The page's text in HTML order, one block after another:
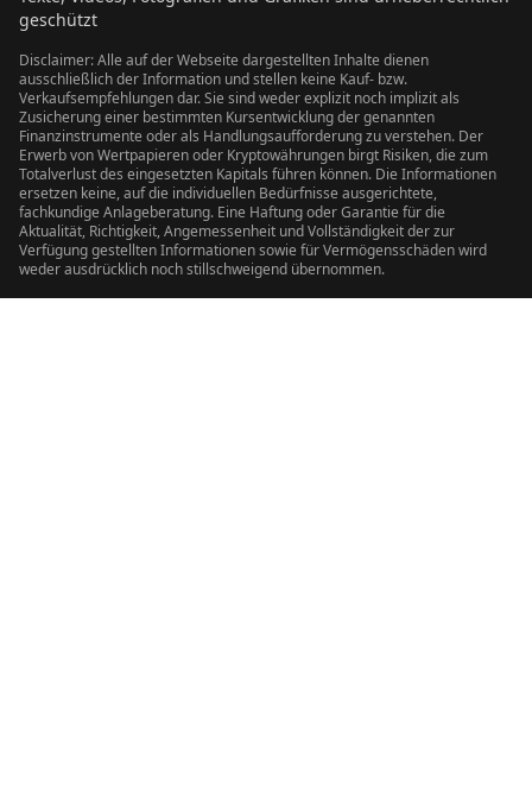
geschützt
Disclaimer: Alle auf der Webseite dargestellten Inhalte dienen
ausschließlich der Information und stellen keine Kauf- bzw.
Verkaufsempfehlungen dar. Sie sind weder explizit noch implizit als
Zusicherung einer bestimmten Kursentwicklung der genannten
Finanzinstrumente oder als Handlungsaufforderung zu verstehen. Der
Erwerb von Wertpapieren oder Kryptowährungen birgt Risiken, die zum
Totalverlust des eingesetzten Kapitals führen können. Die Informationen
ersetzen keine, auf die individuellen Bedürfnisse ausgerichtete,
fachkundige Anlageberatung. Eine Haftung oder Garantie für die
Aktualität, Richtigkeit, Angemessenheit und Vollständigkeit der zur
Verfügung gestellten Informationen sowie für Vermögensschäden wird
weder ausdrücklich noch stillschweigend übernommen.